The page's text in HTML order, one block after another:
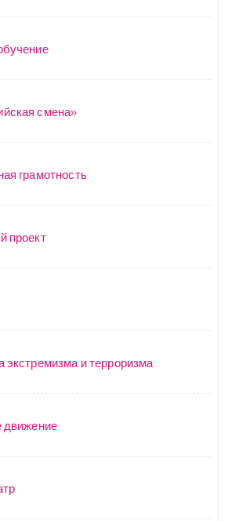
смена»
грамотность
проект
экстремизма и терроризма
движение